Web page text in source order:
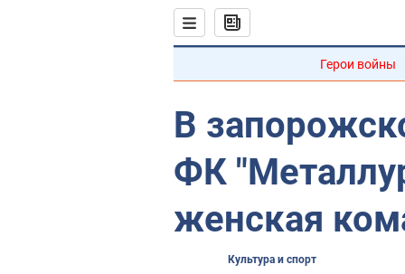
Герои войны
В
ФК
женская
Культура и спорт